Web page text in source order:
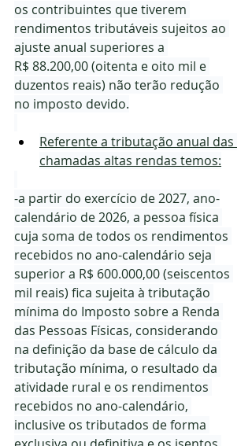
os contribuintes que tiverem
rendimentos tributáveis sujeitos ao
ajuste anual superiores a
R$ 88.200,00 (oitenta e oito mil e
duzentos reais) não terão redução
no imposto devido.
Referente a tributação anual das
chamadas altas rendas temos:
-a partir do exercício de 2027, ano-
calendário de 2026, a pessoa física
cuja soma de todos os rendimentos
recebidos no ano-calendário seja
superior a R$ 600.000,00 (seiscentos
mil reais) fica sujeita à tributação
mínima do Imposto sobre a Renda
das Pessoas Físicas, considerando
na definição da base de cálculo da
tributação mínima, o resultado da
atividade rural e os rendimentos
recebidos no ano-calendário,
inclusive os tributados de forma